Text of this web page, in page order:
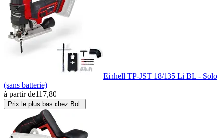
Einhell TP-JST 18/135 Li BL - Solo
(sans batterie)
à partir de117,80
Prix le plus bas chez Bol.